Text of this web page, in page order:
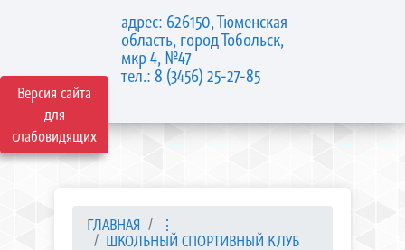
Версия сайта
для
слабовидящих
адрес: 626150, Тюменская
область, город Тобольск,
мкр 4, №47
тел.: 8 (3456) 25-27-85
ГЛАВНАЯ
⋮
ШКОЛЬНЫЙ СПОРТИВНЫЙ КЛУБ